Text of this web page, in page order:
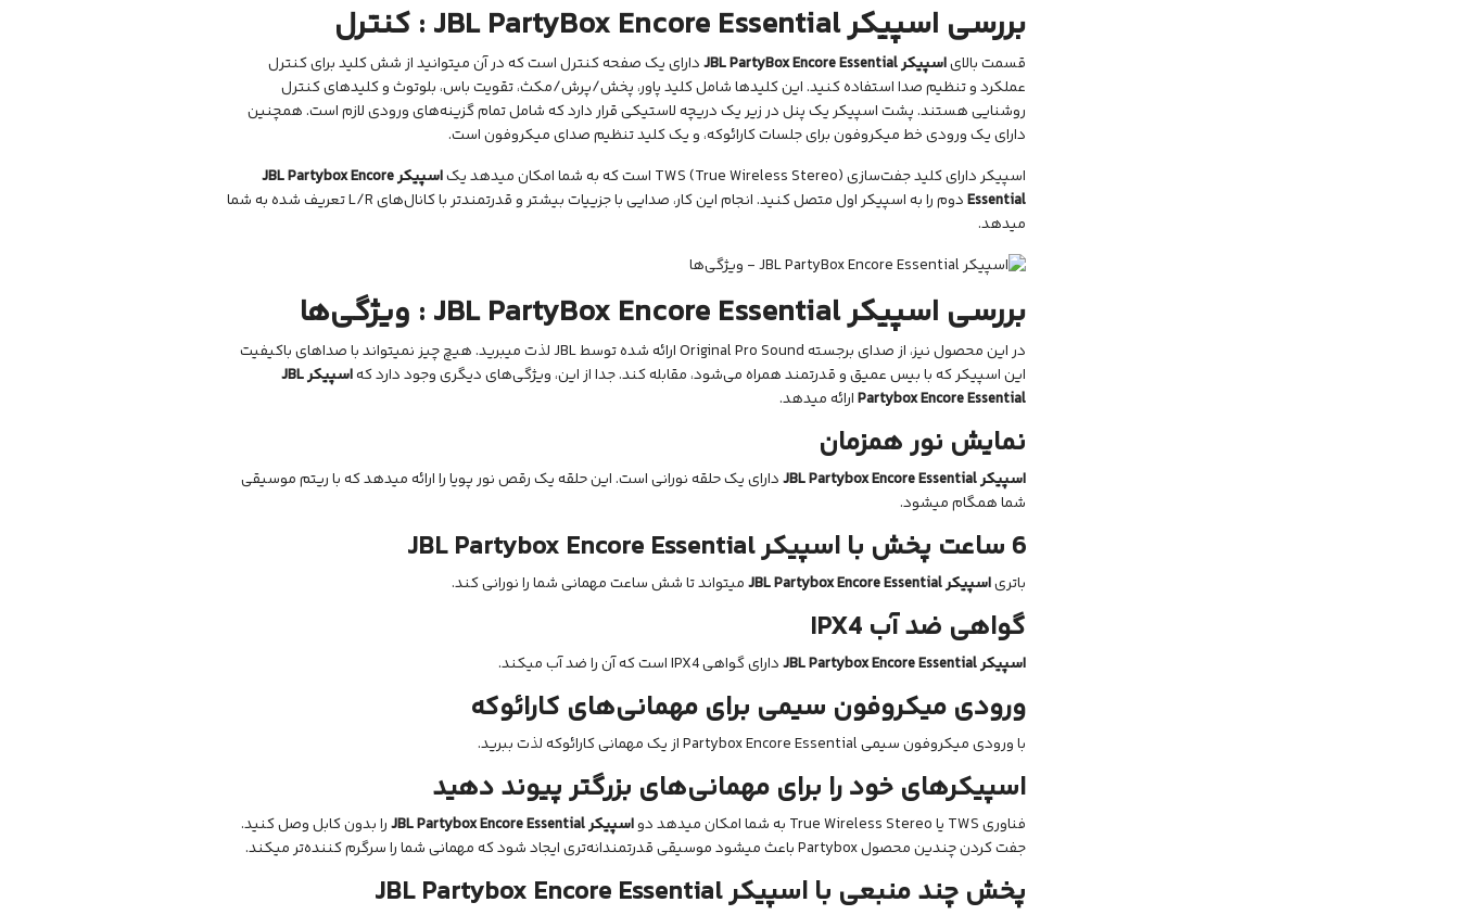
بررسی اسپیکرJBL PartyBox Encore Essential : کنترل
قسمت بالایاسپیکرJBL PartyBox Encore Essentialدارای یک صفحه کنترل است که در آن میتوانید از شش کلید برای کنترل
عملکرد و تنظیم صدا استفاده کنید. این کلید‌ها شامل کلید پاور، پخش/پرش/مکث، تقویت باس، بلوتوث و کلید‌های کنترل
روشنایی هستند. پشت اسپیکر یک پنل در زیر یک دریچه لاستیکی قرار دارد که شامل تمام گزینه‌های ورودی لازم است. همچنین
دارای یک ورودی خط میکروفون برای جلسات کارائوکه، و یک کلید تنظیم صدای میکروفون است.
اسپیکر دارای کلید جفت‌سازی TWS (True Wireless Stereo) است که به شما امکان میدهد یک
اسپیکرJBL Partybox Encore
Essential
دوم را به اسپیکر اول متصل کنید. انجام این کار، صدایی با جزییات بیشتر و قدرتمندتر با کانال‌های L/R تعریف شده به شما
میدهد.
بررسی اسپیکرJBL PartyBox Encore Essential : ویژگی‌ها
در این محصول نیز، از صدای برجسته Original Pro Sound ارائه شده توسط JBL لذت میبرید. هیچ چیز نمیتواند با صداهای باکیفیت
این اسپیکر که با بیس عمیق و قدرتمند همراه می‌شود، مقابله کند. جدا از این، ویژگی‌های دیگری وجود دارد کهاسپیکرJBL
Partybox Encore Essentialارائه میدهد.
نمایش نور همزمان
اسپیکر JBLPartybox Encore Essential
دارای یک حلقه نورانی است. این حلقه یک رقص نور پویا را ارائه میدهد که با ریتم موسیقی
شما همگام میشود.
6 ساعت پخش با اسپیکر JBL Partybox Encore Essential
باتریاسپیکرJBL Partybox Encore Essentialمیتواند تا شش ساعت مهمانی شما را نورانی کند.
گواهی ضد آب IPX4
اسپیکرJBL Partybox Encore Essentialدارای گواهی IPX4 است که آن را ضد آب میکند.
ورودی میکروفون سیمی برای مهمانی‌های کارائوکه
با ورودی میکروفون سیمی Partybox Encore Essential از یک مهمانی کارائوکه لذت ببرید.
اسپیکرهای خود را برای مهمانی‌های بزرگتر پیوند دهید
فناوری TWS یا True Wireless Stereo به شما امکان میدهد دو اسپیکر JBL Partybox EncoreEssential
را بدون کابل وصل کنید.
جفت کردن چندین محصول Partybox باعث میشود موسیقی قدرتمندانه‌تری ایجاد شود که مهمانی شما را سرگرم کننده‌تر میکند.
پخش چند منبعی با اسپیکرJBL Partybox Encore Essential